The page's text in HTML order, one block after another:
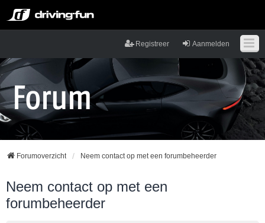
Aanmelden
Registreer
Forumoverzicht Neem contact op met een forumbeheerder
Neem contact op met een
forumbeheerder